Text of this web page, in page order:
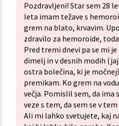
Pozdravljeni! Star sem 28
leta imam težave s
grem na blato, krvavim.
zdravilo za hemoroide,
Pred tremi dnevi pa se mi
dimelj in v desnih modih
ostra bolečina, ki je
premikam. Ko grem na
večja. Pomislil sem, da ima
veze s tem, da sem se v
Ali mi lahko svetujete, kaj